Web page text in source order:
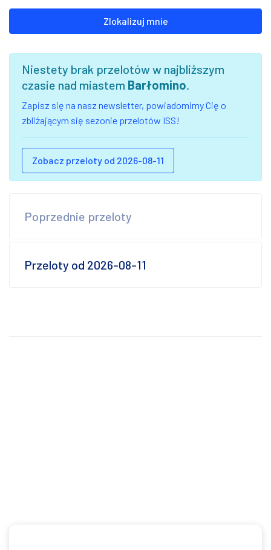
Zlokalizuj mnie
Niestety brak przelotów w najbliższym
czasie nad miastem Barłomino.
Zapisz się na nasz newsletter, powiadomimy Cię o
zbliżającym się sezonie przelotów ISS!
Zobacz przeloty od 2026-08-11
Poprzednie przeloty
Przeloty od 2026-08-11